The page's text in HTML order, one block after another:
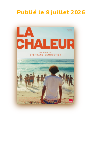
Publié le 9 juillet 2026